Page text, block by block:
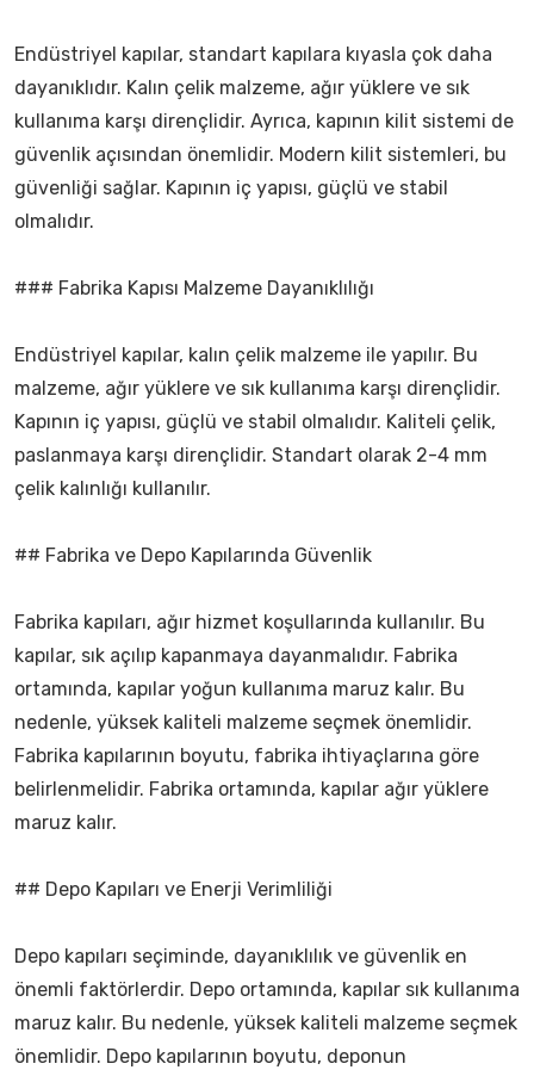
Endüstriyel kapılar, standart kapılara kıyasla çok daha
dayanıklıdır. Kalın çelik malzeme, ağır yüklere ve sık
kullanıma karşı dirençlidir. Ayrıca, kapının kilit sistemi de
güvenlik açısından önemlidir. Modern kilit sistemleri, bu
güvenliği sağlar. Kapının iç yapısı, güçlü ve stabil
olmalıdır.
### Fabrika Kapısı Malzeme Dayanıklılığı
Endüstriyel kapılar, kalın çelik malzeme ile yapılır. Bu
malzeme, ağır yüklere ve sık kullanıma karşı dirençlidir.
Kapının iç yapısı, güçlü ve stabil olmalıdır. Kaliteli çelik,
paslanmaya karşı dirençlidir. Standart olarak 2-4 mm
çelik kalınlığı kullanılır.
## Fabrika ve Depo Kapılarında Güvenlik
Fabrika kapıları, ağır hizmet koşullarında kullanılır. Bu
kapılar, sık açılıp kapanmaya dayanmalıdır. Fabrika
ortamında, kapılar yoğun kullanıma maruz kalır. Bu
nedenle, yüksek kaliteli malzeme seçmek önemlidir.
Fabrika kapılarının boyutu, fabrika ihtiyaçlarına göre
belirlenmelidir. Fabrika ortamında, kapılar ağır yüklere
maruz kalır.
## Depo Kapıları ve Enerji Verimliliği
Depo kapıları seçiminde, dayanıklılık ve güvenlik en
önemli faktörlerdir. Depo ortamında, kapılar sık kullanıma
maruz kalır. Bu nedenle, yüksek kaliteli malzeme seçmek
önemlidir. Depo kapılarının boyutu, deponun